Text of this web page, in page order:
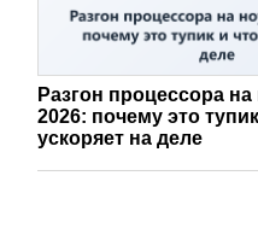
Разгон процессора на
2026: почему это
ускоряет на деле